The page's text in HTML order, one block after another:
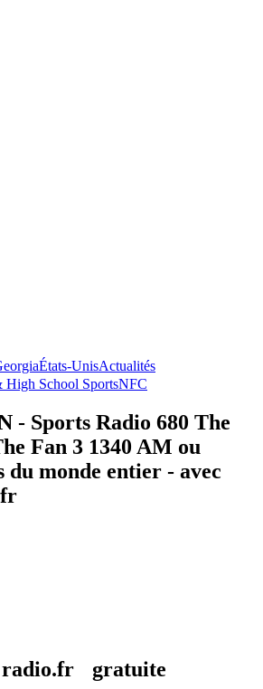
États-UnisActualités
High School SportsNFC
- Sports Radio 680 The
Fan 3 1340 AM ou
du monde entier - avec
radio.fr gratuite